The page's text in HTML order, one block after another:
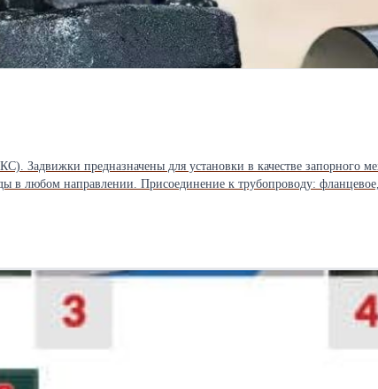
в любом направлении. Присоединение к трубопроводу:
A105 7 Шпилька Ст.35 8 Набивка Гибкий графит 9 Набивной
вес, кг 1,6 15 10 130 95 65 4-ф14
4-ф18 125 238 5.6 40 31.8 200 145 110 4-ф18 160 257 9.8 50 38.1
265 180 145 8-ф18 200 357 24.5 Ру, МПа Ду, мм d L D D1 n-фd W
4-ф18 125 238 9.4 40 31.8 200 145 110 4-ф18 160 257 13.3 50
4-ф14 100 162 3.8 20 12.7 150 125 90 4-ф18 100 162 5.3 25 19.1
15 13 170 105 75 4-ф14 125 197 5.2 20 18 190 125 90 4-ф18 125